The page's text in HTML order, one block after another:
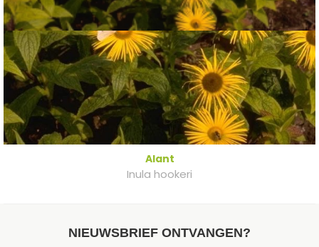
Alant
Inula hookeri
NIEUWSBRIEF ONTVANGEN?